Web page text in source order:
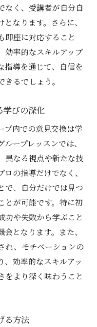
なく、受講者が自分自
なります。さらに、
即座に対応すること
効率的なスキルアップ
指導を通じて、自信を
るでしょう。
学びの深化
プ内での意見交換は学
ープレッスンでは、
異なる視点や新たな技
の指導だけでなく、
で、自分だけでは見つ
とが可能です。特に初
功や失敗から学ぶこと
となります。また、
れ、モチベーションの
、効率的なスキルアッ
をより深く味わうこと
る方法